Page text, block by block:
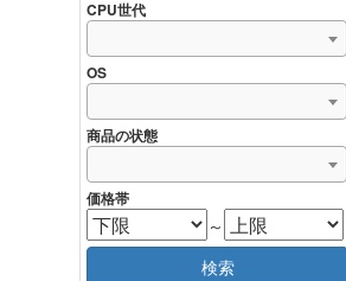
CPU世代
OS
商品の状態
価格帯
～
検索